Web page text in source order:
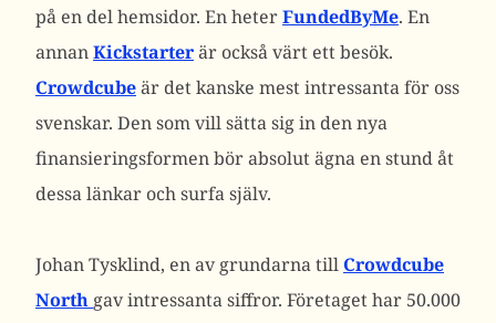
på en del hemsidor. En heterFundedByMe. En
annanKickstarterär också värt ett besök.
Crowdcubeär det kanske mest intressanta för oss
svenskar. Den som vill sätta sig in den nya
finansieringsformen bör absolut ägna en stund åt
dessa länkar och surfa själv.
Johan Tysklind, en av grundarna till Crowdcube
North gav intressanta siffror. Företaget har 50.000